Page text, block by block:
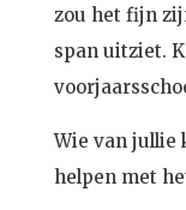
zou het fijn
span uitziet.
Wie van jullie
helpen met